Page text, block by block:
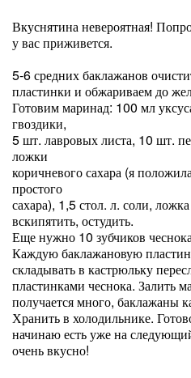
Вкуснятина невероятная!
у вас приживется.
5-6 средних баклажанов
пластинки и обжариваем до
Готовим маринад: 100 мл
гвоздики,
5 шт. лавровых листа, 10 шт.
ложки
коричневого сахара (я
простого
сахара), 1,5 стол. л. соли,
вскипятить, остудить.
Еще нужно 10 зубчиков
Каждую баклажановую
складывать в кастрюльку
пластинками чеснока. Залить
получается много, баклажаны
Хранить в холодильнике.
начинаю есть уже на
очень вкусно!